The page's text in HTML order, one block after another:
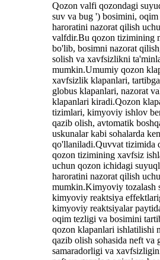
Qozon valfi qozondagi
suv va bug ') bosimini,
haroratini nazorat qilish
valfdir.Bu qozon tizimining
bo'lib, bosimni nazorat
solish va xavfsizlikni
mumkin.Umumiy qozon
xavfsizlik klapanlari,
globus klapanlari, nazorat
klapanlari kiradi.Qozon
tizimlari, kimyoviy ishlov
qazib olish, avtomatik
uskunalar kabi sohalarda
qo'llaniladi.Quvvat tizimida
qozon tizimining xavfsiz
uchun qozon ichidagi
haroratini nazorat qilish
mumkin.Kimyoviy tozalash
kimyoviy reaktsiya
kimyoviy reaktsiyalar
oqim tezligi va bosimini
qozon klapanlari ishlatilishi
qazib olish sohasida neft va
samaradorligi va